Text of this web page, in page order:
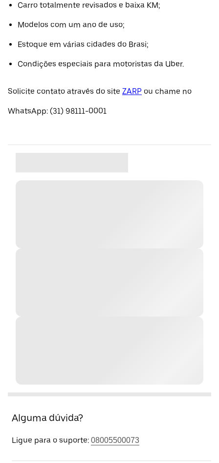
Carro totalmente revisados e baixa KM;
Modelos com um ano de uso;
Estoque em várias cidades do Brasi;
Condições especiais para motoristas da Uber.
Solicite contato através do site ZARP ou chame no
WhatsApp: (31) 98111-0001
Alguma dúvida?
Ligue para o suporte: 08005500073